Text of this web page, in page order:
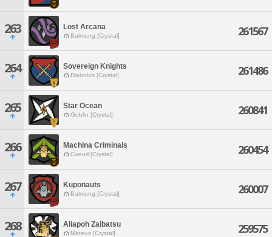
263 Lost Arcana
Balmung [Crystal] 261567
264 Sovereign Knights
Diabolos [Crystal] 261486
265 Star Ocean
Goblin [Crystal] 260841
266 Machina Criminals
Coeurl [Crystal] 260454
267 Kuponauts
Balmung [Crystal] 260007
268 Aliapoh Zaibatsu
Mateus [Crystal] 259575